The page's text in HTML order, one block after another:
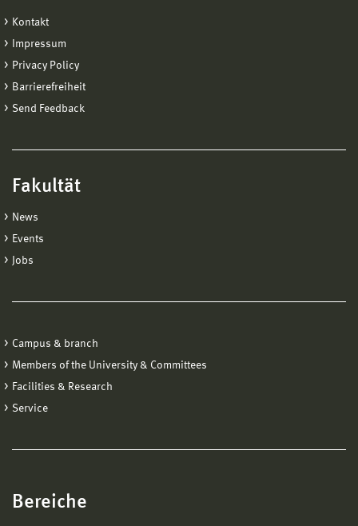
Kontakt
Impressum
Privacy Policy
Barrierefreiheit
Send Feedback
Fakultät
News
Events
Jobs
Campus & branch
Members of the University & Committees
Facilities & Research
Service
Bereiche